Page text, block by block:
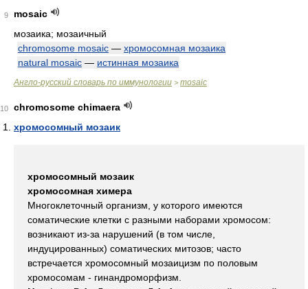
9
mosaic
мозаика; мозаичный
chromosome mosaic — хромосомная мозаика
natural mosaic — истинная мозаика
Англо-русский словарь по иммунологии > mosaic
10
chromosome chimaera
хромосомный мозаик
хромосомный мозаик
хромосомная химера
Многоклеточный организм, у которого имеются
соматические клетки с разными наборами хромосом:
возникают из-за нарушений (в том числе,
индуцированных) соматических митозов; часто
встречается хромосомный мозаицизм по половым
хромосомам - гинандроморфизм.